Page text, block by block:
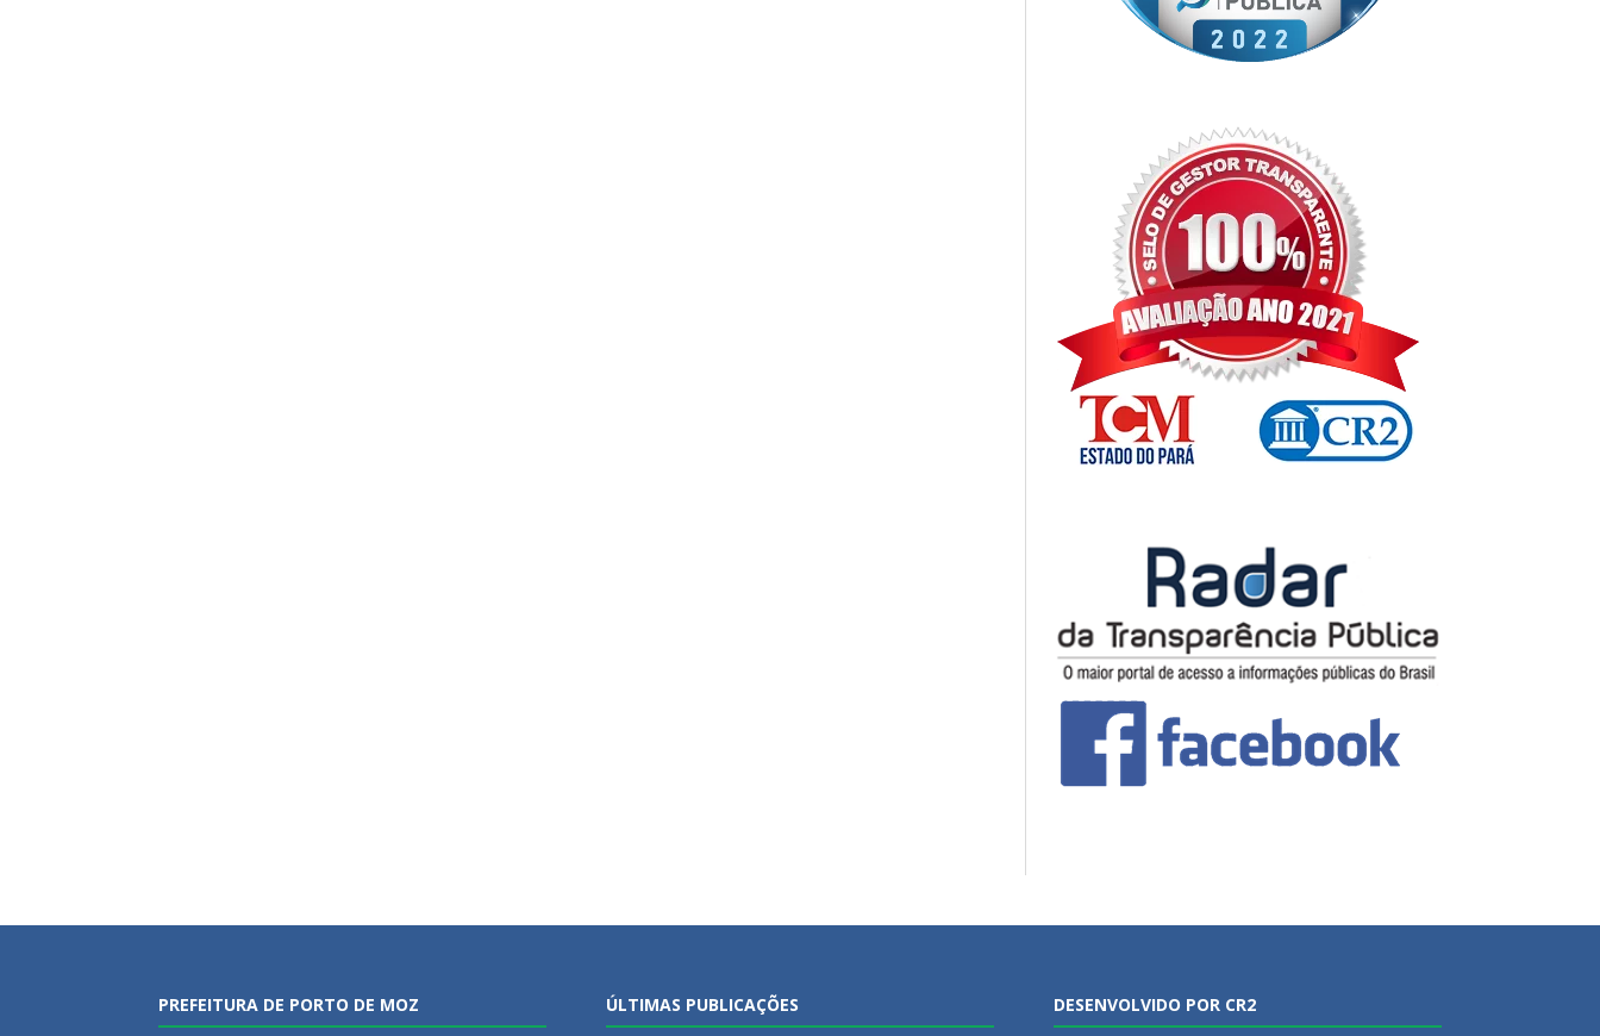
PREFEITURA DE PORTO DE MOZ ÚLTIMAS PUBLICAÇÕES DESENVOLVIDO POR CR2